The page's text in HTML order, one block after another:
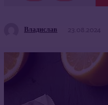
Владислав